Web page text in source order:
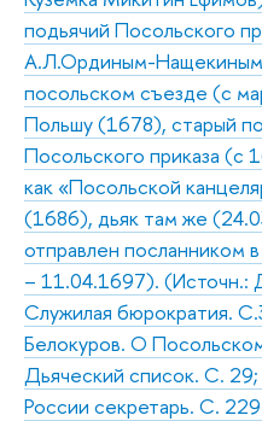
подьячий Посольского
А.Л.Ординым-
посольском съезде (с
Польшу (1678), старый
Посольского приказа (с
как «Посольской
(1686), дьяк там же
отправлен посланником
– 11.04.1697). (Источн.:
Служилая бюрократия.
Белокуров. О
Дьяческий список. С.
России секретарь. С.